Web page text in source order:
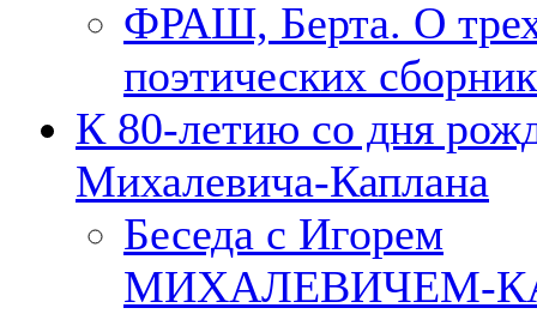
ФРАШ, Берта. О
поэтических
К 80-летию со дня
Михалевича-Каплана
Беседа с Игорем
МИХАЛЕВИЧЕМ-